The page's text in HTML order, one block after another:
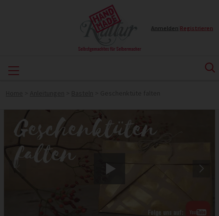
Anmelden Registrieren